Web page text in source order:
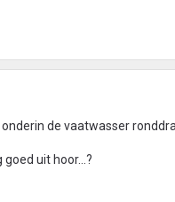
de vaatwasser
uit hoor...?